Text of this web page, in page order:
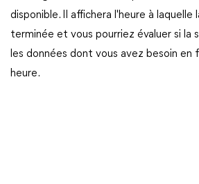
disponible. Il affichera l'heure à laquelle
terminée et vous pourriez évaluer si la
les données dont vous avez besoin
heure.